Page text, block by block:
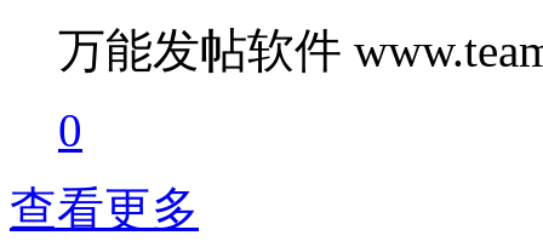
万能发帖软件
0
查看更多